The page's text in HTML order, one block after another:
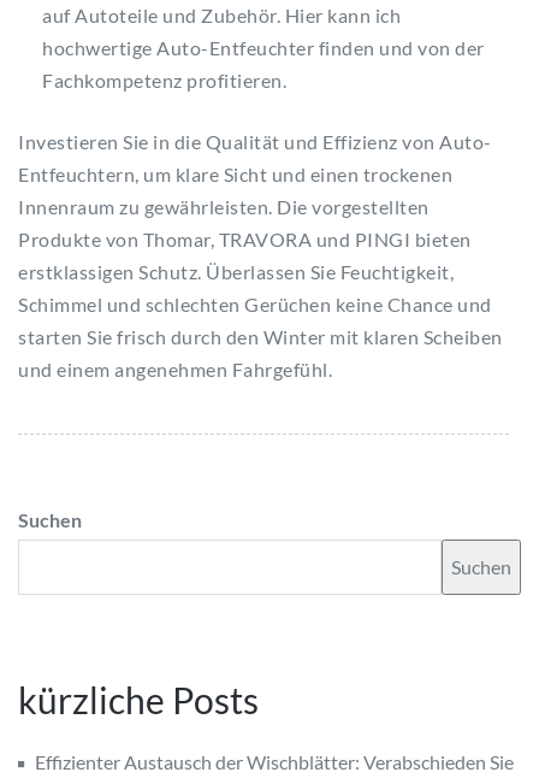
auf Autoteile und Zubehör. Hier kann ich
hochwertige Auto-Entfeuchter finden und von der
Fachkompetenz profitieren.
Investieren Sie in die Qualität und Effizienz von Auto-
Entfeuchtern, um klare Sicht und einen trockenen
Innenraum zu gewährleisten. Die vorgestellten
Produkte von Thomar, TRAVORA und PINGI bieten
erstklassigen Schutz. Überlassen Sie Feuchtigkeit,
Schimmel und schlechten Gerüchen keine Chance und
starten Sie frisch durch den Winter mit klaren Scheiben
und einem angenehmen Fahrgefühl.
Suchen
Suchen
kürzliche Posts
Effizienter Austausch der Wischblätter: Verabschieden Sie